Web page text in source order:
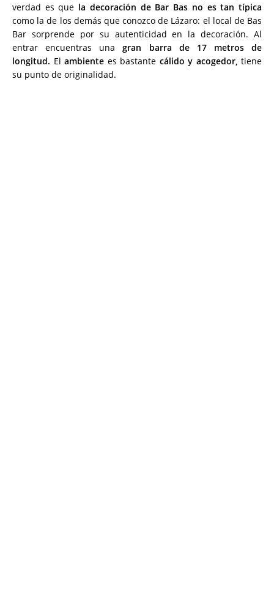
verdad es que la decoración de Bar Bas no es tan típica
como la de los demás que conozco de Lázaro: el local de Bas
Bar sorprende por su autenticidad en la decoración. Al
entrar encuentras unagran barra de 17 metros de
longitud. El ambiente es bastante cálido y acogedor, tiene
su punto de originalidad.